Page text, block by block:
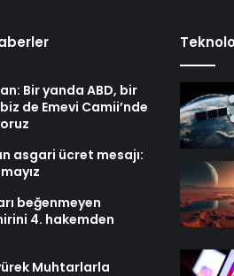
Bir yanda ABD, bir
de Emevi Camii’nde
asgari ücret mesajı:
beğenmeyen
4. hakemden
Muhtarlarla